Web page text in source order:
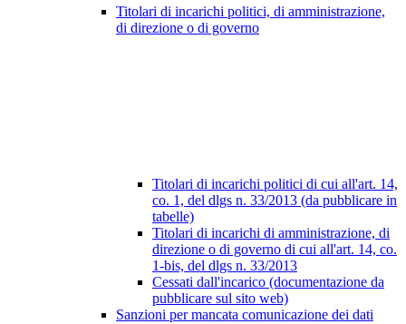
Titolari di incarichi politici, di amministrazione,
di direzione o di governo
Titolari di incarichi politici di cui all'art. 14,
co. 1, del dlgs n. 33/2013 (da pubblicare in
tabelle)
Titolari di incarichi di amministrazione, di
direzione o di governo di cui all'art. 14, co.
1-bis, del dlgs n. 33/2013
Cessati dall'incarico (documentazione da
pubblicare sul sito web)
Sanzioni per mancata comunicazione dei dati